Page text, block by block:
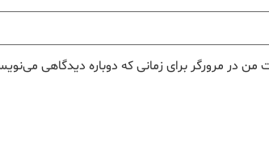
من در مرورگر برای زمانی که دوباره دیدگاهی